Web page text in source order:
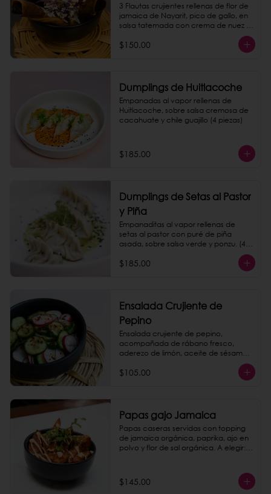
3 Flautas crujientes rellenas de flor de
jamaica de Nayarit, pico de gallo, en
salsa tatemada con crema de nuez
$150.00
Dumplings de Huitlacoche
Empanadas al vapor rellenas de
Huitlacoche, sobre salsa cremosa de
cacahuate y chile guajillo (4 piezas)
$185.00
Dumplings de Setas al Pastor
y Piña
Empanaditas al vapor rellenas de
setas al pastor con puré de piña
asada, sobre salsa verde y ponzu. (4
$185.00
Ensalada Crujiente de
Pepino
Ensalada crujiente de pepino,
acompañada de rábano fresco,
aderezo de limón, aceite de sésamo y
$105.00
Papas gajo Jamaica
Papas caseras servidas con topping
de jamaica orgánica, paprika, ajo en
polvo y flor de sal orgánica. A elegir:
$145.00